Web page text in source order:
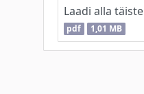
Laadi alla
pdf 1,01 MB